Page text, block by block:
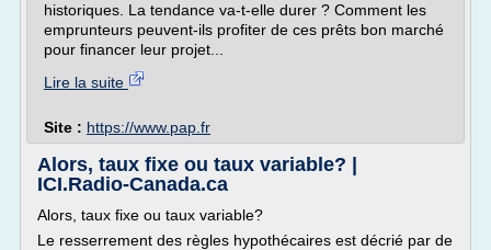
historiques. La tendance va-t-elle durer ? Comment les
emprunteurs peuvent-ils profiter de ces prêts bon marché
pour financer leur projet...
Lire la suite
Site : https://www.pap.fr
Alors, taux fixe ou taux variable? |
ICI.Radio-Canada.ca
Alors, taux fixe ou taux variable?
Le resserrement des règles hypothécaires est décrié par de